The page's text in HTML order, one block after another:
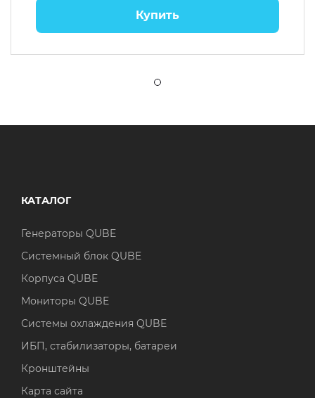
Купить
КАТАЛОГ
Генераторы QUBE
Системный блок QUBE
Корпуса QUBE
Мониторы QUBE
Системы охлаждения QUBE
ИБП, стабилизаторы, батареи
Кронштейны
Карта сайта